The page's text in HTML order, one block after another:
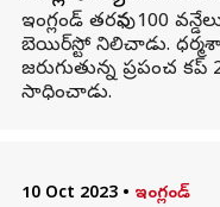
ఇంగ్లండ్‌ తరఫున 100
బెయిర్‌స్టో నిలిచాడు.
జరుగుతున్న ప్రపంచ
సాధించాడు.
10 Oct 2023 • ఇంగ్లండ్